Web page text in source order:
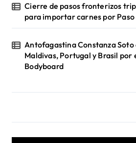
Cierre de pasos fronterizos
para importar carnes por
Antofagastina Constanza
Maldivas, Portugal y Brasil por
Bodyboard